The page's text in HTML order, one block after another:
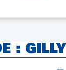
: GILLY